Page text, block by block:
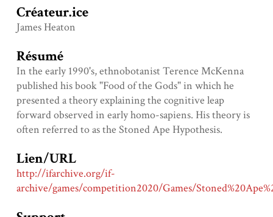
Créateur.ice
James Heaton
Résumé
In the early 1990's, ethnobotanist Terence McKenna
published his book "Food of the Gods" in which he
presented a theory explaining the cognitive leap
forward observed in early homo-sapiens. His theory is
often referred to as the Stoned Ape Hypothesis.
Lien/URL
http://ifarchive.org/if-
archive/games/competition2020/Games/